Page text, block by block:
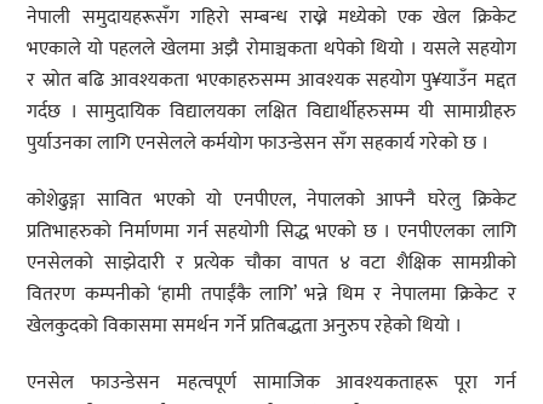
नेपाली समुदायहरूसँग गहिरो सम्बन्ध राख्ने मध्येको एक खेल क्रिकेट
भएकाले यो पहलले खेलमा अझै रोमाञ्चकता थपेको थियो । यसले सहयोग
र स्रोत बढि आवश्यकता भएकाहरुसम्म आवश्यक सहयोग पु¥याउँन मद्दत
गर्दछ । सामुदायिक विद्यालयका लक्षित विद्यार्थीहरुसम्म यी सामाग्रीहरु
पुर्याउनका लागि एनसेलले कर्मयोग फाउन्डेसन सँग सहकार्य गरेको छ ।
कोशेढुङ्गा सावित भएको यो एनपीएल, नेपालको आफ्नै घरेलु क्रिकेट
प्रतिभाहरुको निर्माणमा गर्न सहयोगी सिद्ध भएको छ । एनपीएलका लागि
एनसेलको साझेदारी र प्रत्येक चौका वापत ४ वटा शैक्षिक सामग्रीको
वितरण कम्पनीको ‘हामी तपाईंकै लागि’ भन्ने थिम र नेपालमा क्रिकेट र
खेलकुदको विकासमा समर्थन गर्ने प्रतिबद्धता अनुरुप रहेको थियो ।
एनसेल फाउन्डेसन महत्वपूर्ण सामाजिक आवश्यकताहरू पूरा गर्न